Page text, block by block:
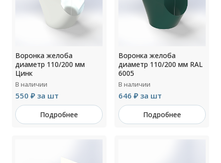
Воронка желоба
диаметр 110/200 мм
Цинк
В наличии
550 ₽ за шт
Подробнее
Воронка желоба
диаметр 110/200 мм RAL
6005
В наличии
646 ₽ за шт
Подробнее